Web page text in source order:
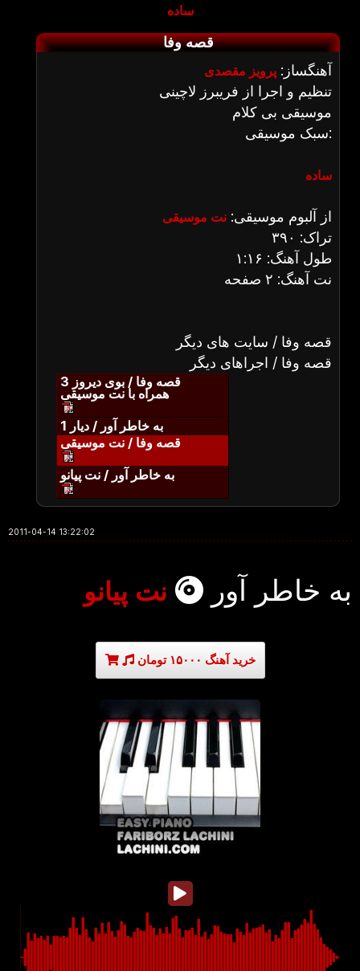
ساده
قصه وفا
آهنگساز: پرویز مقصدی
تنظیم و اجرا از فریبرز لاچینی
موسیقی بی کلام
سبک موسیقی:
ساده
از آلبوم موسیقی: نت موسیقی
تراک: ۳۹۰
طول آهنگ: ۱:۱۶
نت آهنگ: ۲ صفحه
قصه وفا / سایت های دیگر
قصه وفا / اجراهای دیگر
قصه وفا / بوی دیروز 3
همراه با نت موسیقی
به خاطر آور / دیار 1
قصه وفا / نت موسیقی
به خاطر آور / نت پیانو
2011-04-14 13:22:02
به خاطر آور نت پیانو
خرید آهنگ ۱۵۰۰۰ تومان